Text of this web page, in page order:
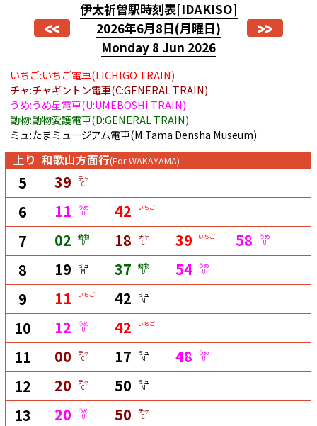
<<
伊太祈曽駅時刻表[IDAKISO]
2026年6月8日(月曜日)
Monday 8 Jun 2026
>>
いちご:いちご電車(I:ICHIGO TRAIN)
チャ:チャギントン電車(C:GENERAL TRAIN)
うめ:うめ星電車(U:UMEBOSHI TRAIN)
動物:動物愛護電車(D:GENERAL TRAIN)
ミュ:たまミュージアム電車(M:Tama Densha Museum)
上り 和歌山方面行(For WAKAYAMA)
5 39 チャ
C
6 11 うめ
U 42 いちご
I
7 02 動物
D 18 チャ
C 39 いちご
I 58 うめ
U
8 19 ミュ
M 37 動物
D 54 うめ
U
9 11 いちご
I 42 ミュ
M
10 12 うめ
U 42 いちご
I
11 00 チャ
C 17 ミュ
M 48 うめ
U
12 20 チャ
C 50 ミュ
M
13 20 うめ
U 50 チャ
C